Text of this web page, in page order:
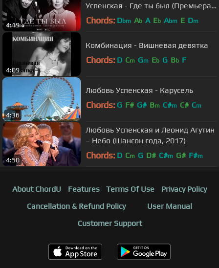
4:19
Успенская - Где ты был (Премьера
песни)
Chords: Dbm Ab A Eb Abm E Dm
4:09
Комбинация - Вишневая девятка
Chords: D Cm Gm Eb G Bb F
4:36
Любовь Успенская - Карусель
Chords: G F# G# Bm C#m C# Cm
4:50
Любовь Успенская и Леонид Агутин
– Небо (Шансон года, 2017)
Chords: D Cm G D# C#m G# F#m
About ChordU Features Terms Of Use
Privacy Policy
Cancellation & Refund Policy
User Manual
Customer Support